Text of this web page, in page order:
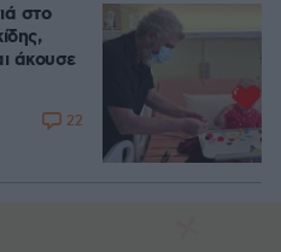
στο
άκουσε
22